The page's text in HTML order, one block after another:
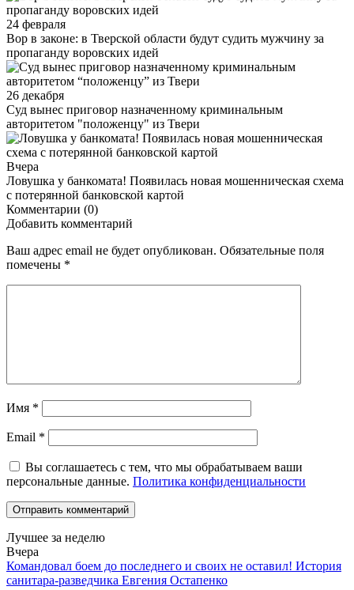
24 февраля
Вор в законе: в Тверской области будут судить мужчину за
пропаганду воровских идей
26 декабря
Суд вынес приговор назначенному криминальным
авторитетом "положенцу" из Твери
Вчера
Ловушка у банкомата! Появилась новая мошенническая схема
с потерянной банковской картой
Комментарии (0)
Добавить комментарий
Ваш адрес email не будет опубликован. Обязательные поля
помечены *
Имя *
Email *
Вы соглашаетесь с тем, что мы обрабатываем ваши
персональные данные. Политика конфиденциальности
Лучшее за неделю
Вчера
Командовал боем до последнего и своих не оставил! История
санитара-разведчика Евгения Остапенко